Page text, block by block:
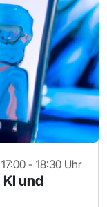
17:00 - 18:30 Uhr
und